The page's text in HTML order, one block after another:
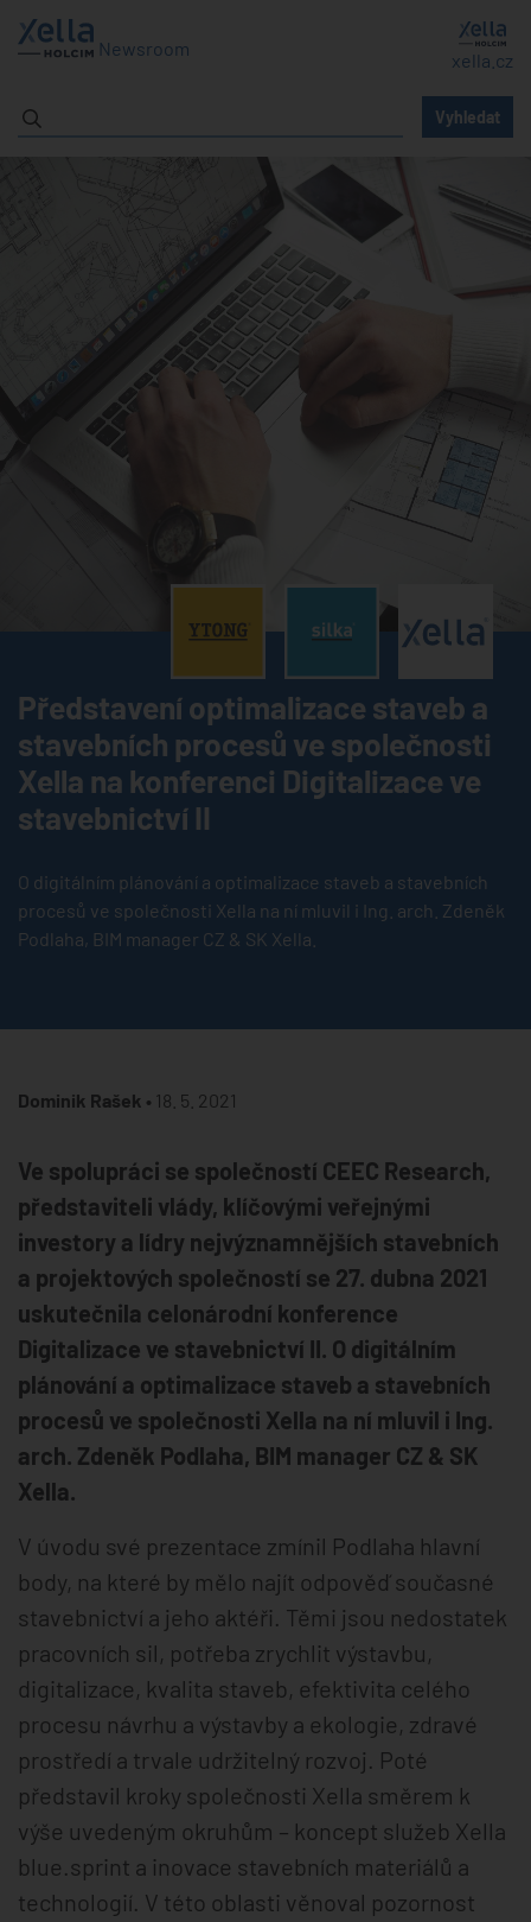
Newsroom
xella.cz
Představení optimalizace staveb a
stavebních procesů ve společnosti
Xella na konferenci Digitalizace ve
stavebnictví II
O digitálním plánování a optimalizace staveb a stavebních
procesů ve společnosti Xella na ní mluvil i Ing. arch. Zdeněk
Podlaha, BIM manager CZ & SK Xella.
Dominik Rašek • 18. 5. 2021
Ve spolupráci se společností CEEC Research,
představiteli vlády, klíčovými veřejnými
investory a lídry nejvýznamnějších stavebních
a projektových společností se 27. dubna 2021
uskutečnila celonárodní konference
Digitalizace ve stavebnictví II. O digitálním
plánování a optimalizace staveb a stavebních
procesů ve společnosti Xella na ní mluvil i Ing.
arch. Zdeněk Podlaha, BIM manager CZ & SK
Xella.
V úvodu své prezentace zmínil Podlaha hlavní
body, na které by mělo najít odpověď současné
stavebnictví a jeho aktéři. Těmi jsou nedostatek
pracovních sil, potřeba zrychlit výstavbu,
digitalizace, kvalita staveb, efektivita celého
procesu návrhu a výstavby a ekologie, zdravé
prostředí a trvale udržitelný rozvoj. Poté
představil kroky společnosti Xella směrem k
výše uvedeným okruhům – koncept služeb Xella
blue.sprint a inovace stavebních materiálů a
technologií. V této oblasti věnoval pozornost